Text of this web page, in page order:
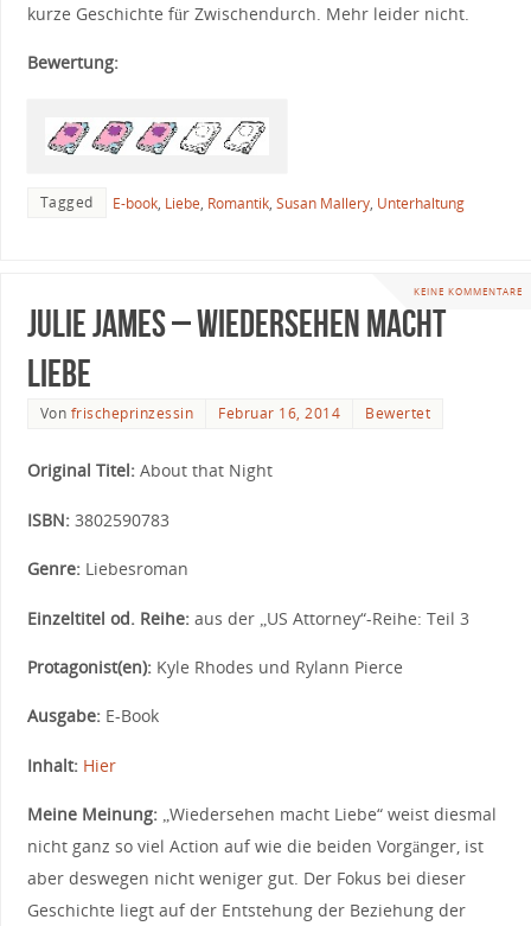
kurze Geschichte für Zwischendurch. Mehr leider nicht.
Bewertung:
Tagged E-book, Liebe, Romantik, Susan Mallery, Unterhaltung
KEINE KOMMENTARE
Julie James – Wiedersehen macht
Liebe
Von frischeprinzessin Februar 16, 2014 Bewertet
Original Titel: About that Night
ISBN: 3802590783
Genre: Liebesroman
Einzeltitel od. Reihe: aus der „US Attorney“-Reihe: Teil 3
Protagonist(en): Kyle Rhodes und Rylann Pierce
Ausgabe: E-Book
Inhalt: Hier
Meine Meinung: „Wiedersehen macht Liebe“ weist diesmal
nicht ganz so viel Action auf wie die beiden Vorgänger, ist
aber deswegen nicht weniger gut. Der Fokus bei dieser
Geschichte liegt auf der Entstehung der Beziehung der